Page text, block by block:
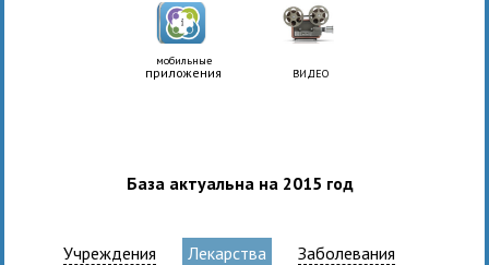
мобильные
приложения ВИДЕО
База актуальна на 2015 год
Учреждения Лекарства Заболевания